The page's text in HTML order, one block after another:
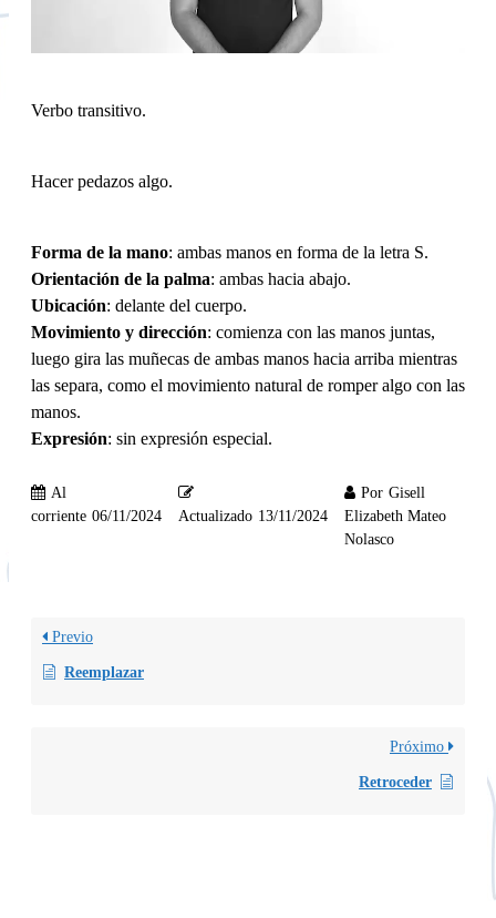
Verbo transitivo.
Hacer pedazos algo.
Forma de la mano: ambas manos en forma de la letra S.
Orientación de la palma: ambas hacia abajo.
Ubicación: delante del cuerpo.
Movimiento y dirección: comienza con las manos juntas,
luego gira las muñecas de ambas manos hacia arriba mientras
las separa, como el movimiento natural de romper algo con las
manos.
Expresión: sin expresión especial.
Al
corriente 06/11/2024 Actualizado 13/11/2024
Por Gisell
Elizabeth Mateo
Nolasco
Previo
Reemplazar
Próximo
Retroceder